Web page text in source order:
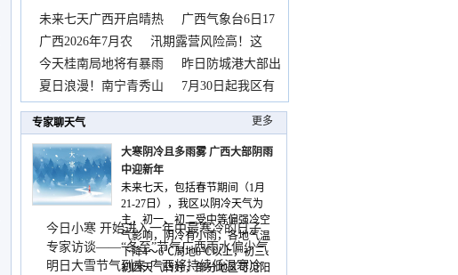
秀山
邂逅
未来七天广西开启晴热
广西气象台6日17
时
广西2026年7月农
汛期露营风险高！这
份
今天桂南局地将有暴雨
昨日防城港大部出
现暴
夏日浪漫！南宁青秀山
7月30日起我区有
持
专家聊天气 更多
大寒阴冷且多雨雾 广西大部阴雨
中迎新年
未来七天，包括春节期间（1月
21-27日），我区以阴冷天气为
主，初一、初二受中等偏强冷空
气影响，阴冷有小雨，各地气温
下降4～6℃局地8℃以上，初三、
初四天气转好，部分地区可见阳
今日小寒 开始进入一年中最寒冷的日子
专家访谈——“冬至”节气广西雨水偏少气
温低
明日大雪节气到来 广西将持续低温寒冷